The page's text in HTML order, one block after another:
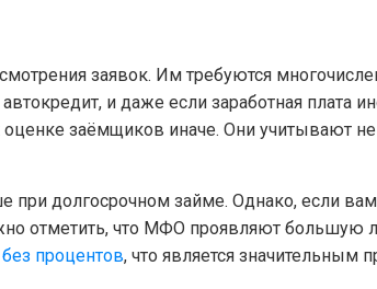
заявок. Им требуются
и даже если заработная плата
заёмщиков иначе. Они учитывают
долгосрочном займе. Однако, если
отметить, что МФО проявляют большую
процентов, что является значительным